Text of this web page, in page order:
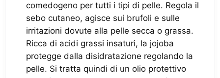
comedogeno per tutti i tipi di pelle. Regola il
sebo cutaneo, agisce sui brufoli e sulle
irritazioni dovute alla pelle secca o grassa.
Ricca di acidi grassi insaturi, la jojoba
protegge dalla disidratazione regolando la
pelle. Si tratta quindi di un olio protettivo